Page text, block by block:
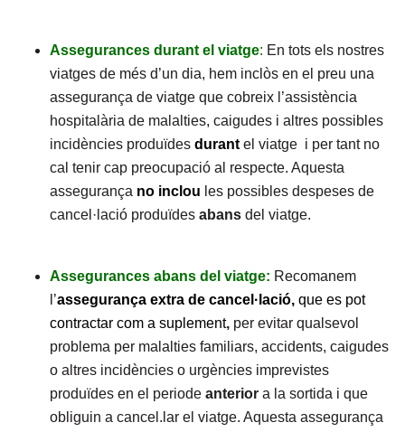
Assegurances durant el viatge: En tots els nostres
viatges de més d’un dia, hem inclòs en el preu una
assegurança de viatge que cobreix l’assistència
hospitalària de malalties, caigudes i altres possibles
incidències produïdes durant el viatge i per tant no
cal tenir cap preocupació al respecte. Aquesta
assegurança no inclou les possibles despeses de
cancel·lació produïdes abans del viatge.
Assegurances abans del viatge: Recomanem
l’assegurança extra de cancel·lació, que es pot
contractar com a suplement, per evitar qualsevol
problema per malalties familiars, accidents, caigudes
o altres incidències o urgències imprevistes
produïdes en el periode anterior a la sortida i que
obliguin a cancel.lar el viatge. Aquesta assegurança